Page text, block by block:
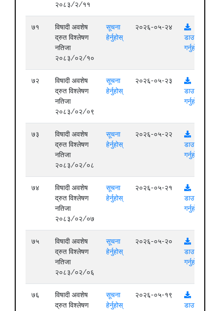
२०८३/२/११
७१
विषादी अवशेष
द्रुत विश्लेषण
नतिजा
२०८३/०२/१०
सूचना
हेर्नुहोस्
२०२६-०५-२४
डाउनलोड
गर्नुहोस्
७२
विषादी अवशेष
द्रुत विश्लेषण
नतिजा
२०८३/०२/०९
सूचना
हेर्नुहोस्
२०२६-०५-२३
डाउनलोड
गर्नुहोस्
७३
विषादी अवशेष
द्रुत विश्लेषण
नतिजा
२०८३/०२/०८
सूचना
हेर्नुहोस्
२०२६-०५-२२
डाउनलोड
गर्नुहोस्
७४
विषादी अवशेष
द्रुत विश्लेषण
नतिजा
२०८३/०२/०७
सूचना
हेर्नुहोस्
२०२६-०५-२१
डाउनलोड
गर्नुहोस्
७५
विषादी अवशेष
द्रुत विश्लेषण
नतिजा
२०८३/०२/०६
सूचना
हेर्नुहोस्
२०२६-०५-२०
डाउनलोड
गर्नुहोस्
७६
विषादी अवशेष
द्रुत विश्लेषण
सूचना
हेर्नुहोस्
२०२६-०५-१९
डाउनलोड